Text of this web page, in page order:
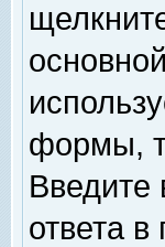
формы,
Введите
ответа